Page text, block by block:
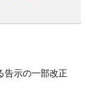
告示の一部改正